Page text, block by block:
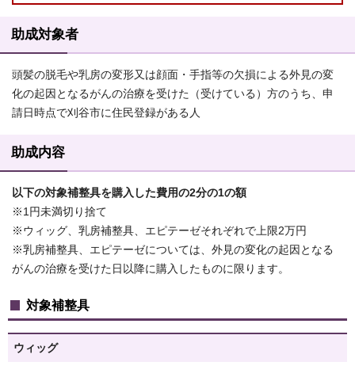
助成対象者
頭髪の脱毛や乳房の変形又は顔面・手指等の欠損による外見の変
化の起因となるがんの治療を受けた（受けている）方のうち、申
請日時点で刈谷市に住民登録がある人
助成内容
以下の対象補整具を購入した費用の2分の1の額
※1円未満切り捨て
※ウィッグ、乳房補整具、エピテーゼそれぞれで上限2万円
※乳房補整具、エピテーゼについては、外見の変化の起因となる
がんの治療を受けた日以降に購入したものに限ります。
対象補整具
ウィッグ